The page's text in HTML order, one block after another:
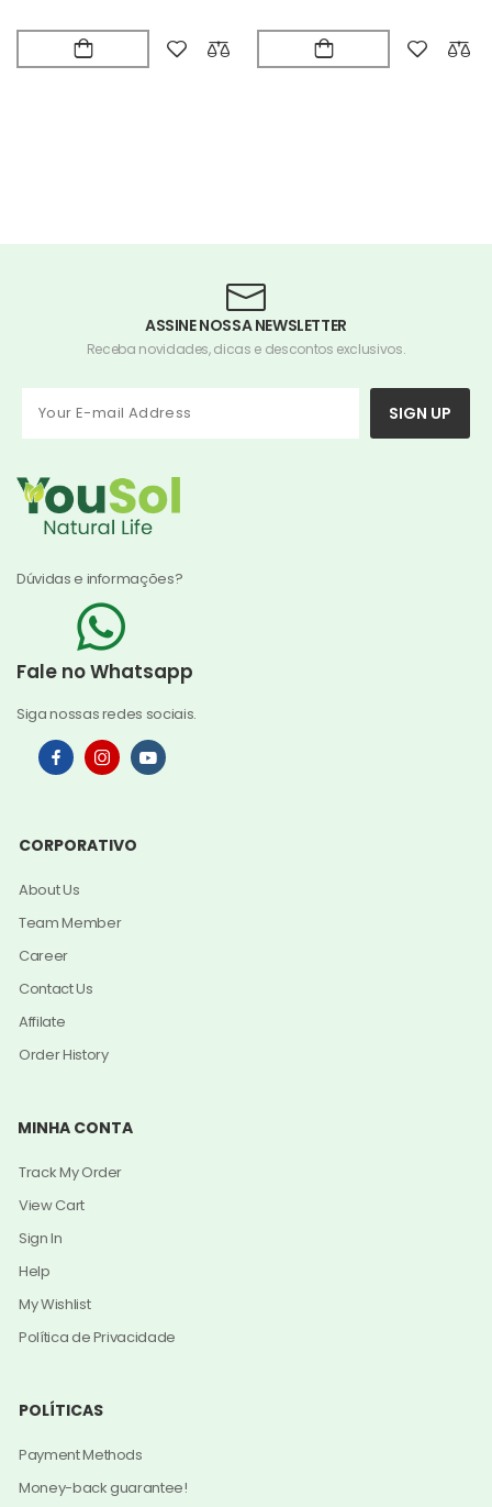
ASSINE NOSSA NEWSLETTER
Receba novidades, dicas e descontos exclusivos.
SIGN UP
Dúvidas e informações?
Fale no Whatsapp
Siga nossas redes sociais.
CORPORATIVO
About Us
Team Member
Career
Contact Us
Affilate
Order History
MINHA CONTA
Track My Order
View Cart
Sign In
Help
My Wishlist
Política de Privacidade
POLÍTICAS
Payment Methods
Money-back guarantee!